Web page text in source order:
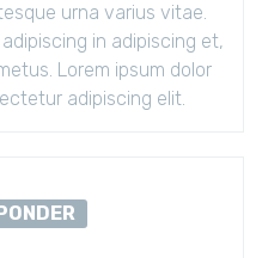
urna varius vitae.
in adipiscing et,
Lorem ipsum dolor
adipiscing elit.